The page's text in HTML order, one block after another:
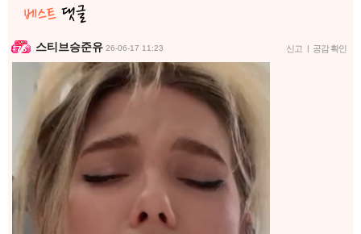
스티브승준유 26-06-17 11:23 신고 | 공감 확인